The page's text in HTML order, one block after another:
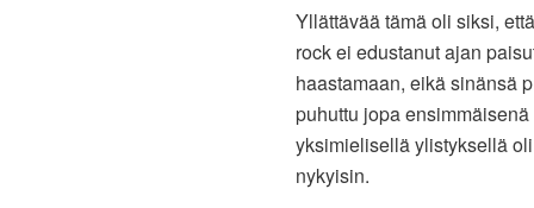
Yllättävää tämä oli siksi,
rock ei edustanut ajan
haastamaan, eikä sinänsä
puhuttu jopa
yksimielisellä ylistyksellä
nykyisin.